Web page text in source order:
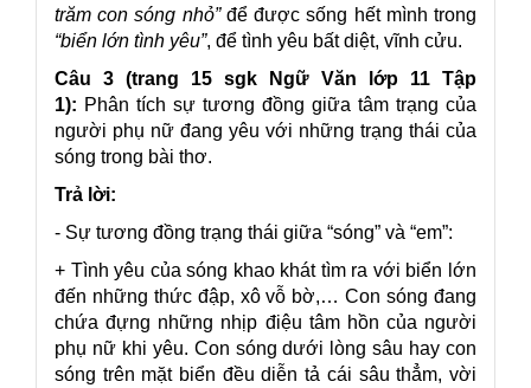
trăm con sóng nhỏ”để được sống hết mình trong
“biển lớn tình yêu”, để tình yêu bất diệt, vĩnh cửu.
Câu 3 (trang 15 sgk Ngữ Văn lớp 11 Tập
1): Phân tích sự tương đồng giữa tâm trạng của
người phụ nữ đang yêu với những trạng thái của
sóng trong bài thơ.
Trả lời:
- Sự tương đồng trạng thái giữa “sóng” và “em”:
+ Tình yêu của sóng khao khát tìm ra với biển lớn
đến những thức đập, xô vỗ bờ,… Con sóng đang
chứa đựng những nhịp điệu tâm hồn của người
phụ nữ khi yêu. Con sóng dưới lòng sâu hay con
sóng trên mặt biển đều diễn tả cái sâu thẳm, vời